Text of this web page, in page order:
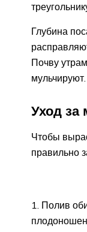
Глубина
Почву
мульчируют.
Уход за
Чтобы
правильно
Полив